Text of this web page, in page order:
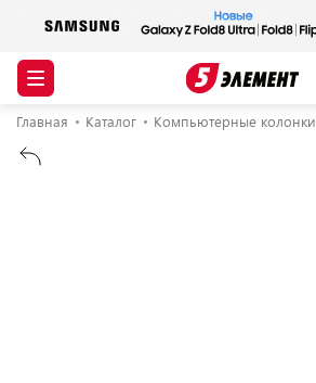
Главная Каталог Компьютерные колонки